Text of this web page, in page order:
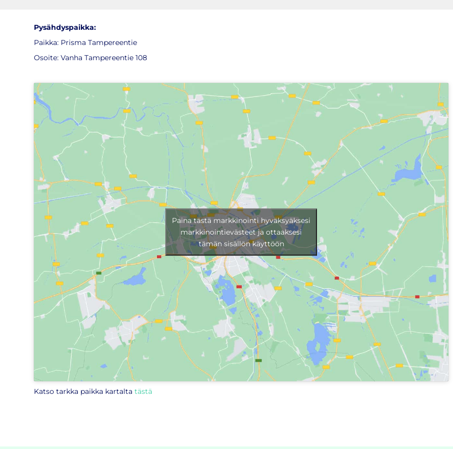
Pysähdyspaikka:
Paikka: Prisma Tampereentie
Osoite: Vanha Tampereentie 108
Paina tästä markkinointi hyväksyäksesi
markkinointievästeet ja ottaaksesi
tämän sisällön käyttöön
Katso tarkka paikka kartalta tästä